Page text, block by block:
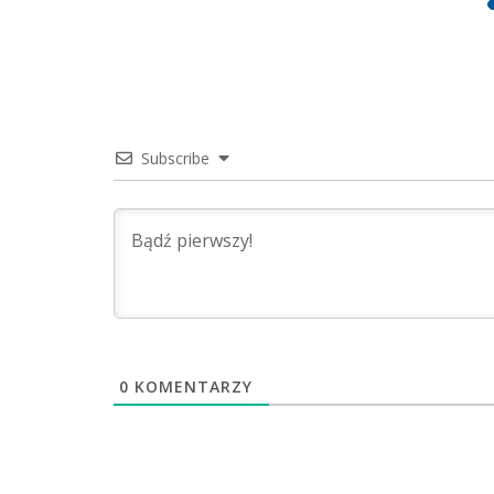
Subscribe
0 KOMENTARZY